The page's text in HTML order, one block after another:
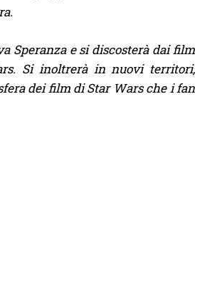
Speranza e si discosterà dai film
Si inoltrerà in nuovi territori,
dei film di Star Wars che i fan